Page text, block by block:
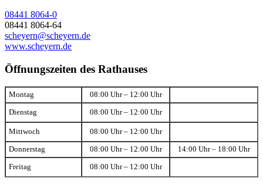
08441 8064-0
08441 8064-64
scheyern@scheyern.de
www.scheyern.de
Öffnungszeiten des Rathauses
Montag 08:00 Uhr – 12:00 Uhr
Dienstag 08:00 Uhr – 12:00 Uhr
Mittwoch 08:00 Uhr – 12:00 Uhr
Donnerstag 08:00 Uhr – 12:00 Uhr 14:00 Uhr – 18:00 Uhr
Freitag 08:00 Uhr – 12:00 Uhr